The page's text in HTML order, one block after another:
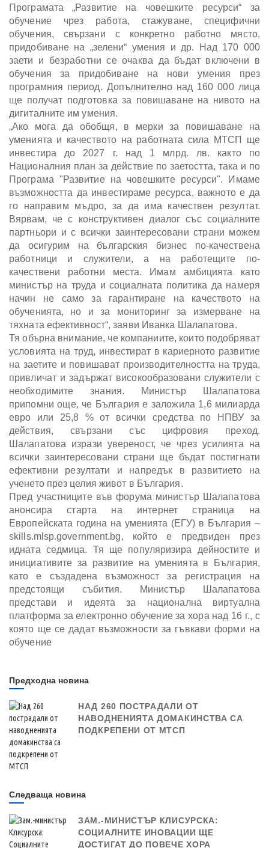
Програмата „Развитие на човешките ресурси“ за
обучение чрез работа, стажуване, специфични
обучения, свързани с конкретно работно място,
придобиване на „зелени“ умения и др. Над 170 000
заети и безработни се очаква да бъдат включени в
обучения за придобиване на нови умения през
програмния период. Допълнително над 160 000 лица
ще получат подготовка за повишаване на нивото на
дигиталните им умения.
„Ако мога да обобщя, в мерки за повишаване на
уменията и качеството на работната сила МТСП ще
инвестира до 2027 г. над 1 млрд. лв. както по
Националния план за действие по заетостта, така и по
Програма "Развитие на човешките ресурси". Имаме
възможността да инвестираме ресурса, важното е да
го направим мъдро, за да има качествен резултат.
Вярвам, че с конструктивен диалог със социалните
партньори и с всички заинтересовани страни можем
да осигурим на българския бизнес по-качествена
работници и служители, а на работещите по-
качествени работни места. Имам амбицията като
министър на труда и социалната политика да намеря
начин не само за гарантиране на качеството на
обученията, но и за мониторинг за измерване на
тяхната ефективност“, заяви Иванка Шалапатова.
Тя обърна внимание, че компаниите, които подобряват
условията на труд, инвестират в кариерното развитие
на заетите и повишават производителността на труда,
привличат и задържат високообразовани служители с
необходимите знания. Министър Шалапатова
припомни още, че България е заложила 1,6 милиарда
евро или 25,8 % от всички средства по НПВУ за
действия, свързани със цифровия преход.
Шалапатова изрази увереност, че чрез усилията на
всички заинтересовани страни ще бъдат постигнати
ефективни резултати и напредък в развитието на
ученето през целия живот в България.
Пред участниците във форума министър Шалапатова
анонсира старта на интернет страница на
Европейската година на уменията (ЕГУ) в България –
skills.mlsp.government.bg, който е предвиден през
идната седмица. Тя ще популяризира дейностите и
инициативите за развитие на уменията в България,
като е създадена възможност за регистрация на
предстоящи събития. Министър Шалапатова
представи и идеята за национална виртуална
платформа за електронно обучение за хора над 16 г., с
която ще се дадат възможности за гъвкави форми на
обучение
Предходна новина
НАД 260 ПОСТРАДАЛИ ОТ
НАВОДНЕНИЯТА ДОМАКИНСТВА СА
ПОДКРЕПЕНИ ОТ МТСП
Следваща новина
ЗАМ.-МИНИСТЪР КЛИСУРСКА:
СОЦИАЛНИТЕ ИНОВАЦИИ ЩЕ
ДОСТИГАТ ДО ПОВЕЧЕ ХОРА